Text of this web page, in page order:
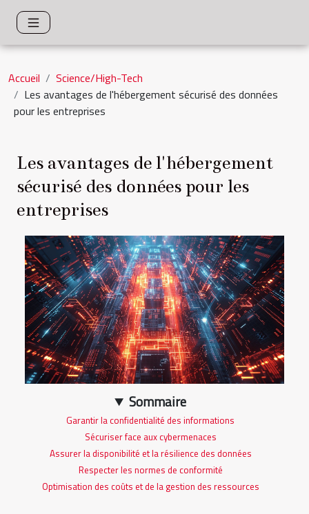
Accueil
Science/High-Tech
Les avantages de l'hébergement sécurisé des données
pour les entreprises
Les avantages de l'hébergement
sécurisé des données pour les
entreprises
Sommaire
Garantir la confidentialité des informations
Sécuriser face aux cybermenaces
Assurer la disponibilité et la résilience des données
Respecter les normes de conformité
Optimisation des coûts et de la gestion des ressources